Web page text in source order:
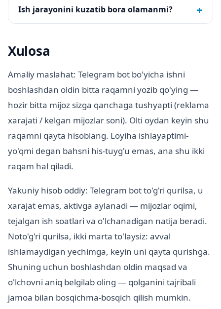
Ish jarayonini kuzatib bora olamanmi? +
Xulosa
Amaliy maslahat: Telegram bot bo'yicha ishni
boshlashdan oldin bitta raqamni yozib qo'ying —
hozir bitta mijoz sizga qanchaga tushyapti (reklama
xarajati / kelgan mijozlar soni). Olti oydan keyin shu
raqamni qayta hisoblang. Loyiha ishlayaptimi-
yo'qmi degan bahsni his-tuyg'u emas, ana shu ikki
raqam hal qiladi.
Yakuniy hisob oddiy: Telegram bot to'g'ri qurilsa, u
xarajat emas, aktivga aylanadi — mijozlar oqimi,
tejalgan ish soatlari va o'lchanadigan natija beradi.
Noto'g'ri qurilsa, ikki marta to'laysiz: avval
ishlamaydigan yechimga, keyin uni qayta qurishga.
Shuning uchun boshlashdan oldin maqsad va
o'lchovni aniq belgilab oling — qolganini tajribali
jamoa bilan bosqichma-bosqich qilish mumkin.